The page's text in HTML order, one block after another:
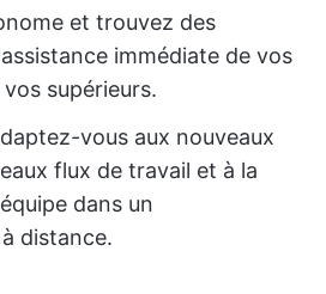
et trouvez des
immédiate de vos
supérieurs.
vous aux nouveaux
flux de travail et à la
dans un
distance.